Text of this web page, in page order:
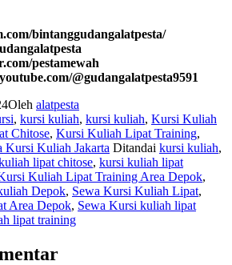
bintanggudangalatpesta/
pestamewah
@gudangalatpesta9591
Oleh alatpesta
, kursi kuliah, kursi kuliah, Kursi Kuliah
Chitose, Kursi Kuliah Lipat Training,
Kursi Kuliah Jakarta Ditandai kursi kuliah,
lipat chitose, kursi kuliah lipat
Kuliah Lipat Training Area Depok,
Depok, Sewa Kursi Kuliah Lipat,
Area Depok, Sewa Kursi kuliah lipat
lipat training